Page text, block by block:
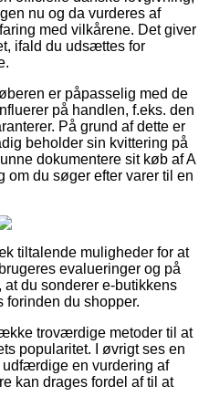
nu og da vurderes af
med vilkårene. Det giver
ifald du udsættes for
er påpasselig med de
på handlen, f.eks. den
På grund af dette er
beholder sin kvittering på
dokumentere sit køb af A
du søger efter varer til en
tiltalende muligheder for at
evalueringer og på
du sonderer e-butikkens
forinden du shopper.
troværdige metoder til at
popularitet. I øvrigt ses en
en vurdering af
kan drages fordel af til at